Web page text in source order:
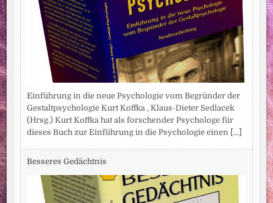
Einführung in die neue Psychologie vom Begründer der
Gestaltpsychologie Kurt Koffka , Klaus-Dieter Sedlacek
(Hrsg.) Kurt Koffka hat als forschender Psychologe für
dieses Buch zur Einführung in die Psychologie einen [...]
Besseres Gedächtnis